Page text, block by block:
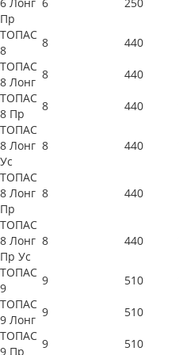
Пр
ТОПАС
8
8 440
ТОПАС
8 Лонг
8 440
ТОПАС
8 Пр
8 440
ТОПАС
8 Лонг
Ус
8 440
ТОПАС
8 Лонг
Пр
8 440
ТОПАС
8 Лонг
Пр Ус
8 440
ТОПАС
9
9 510
ТОПАС
9 Лонг
9 510
ТОПАС
9 Пр
9 510